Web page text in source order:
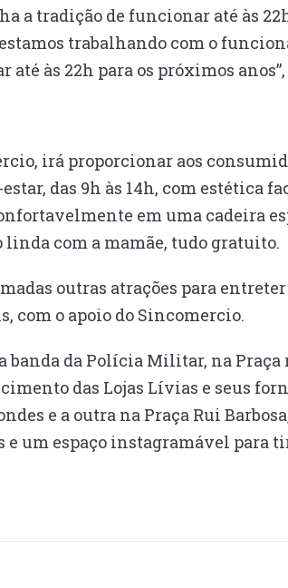
a tradição de funcionar até às
trabalhando com o
às 22h para os próximos
irá proporcionar aos
das 9h às 14h, com estética
em uma cadeira
com a mamãe, tudo gratuito.
outras atrações para
com o apoio do Sincomercio.
da Polícia Militar, na Praça
das Lojas Lívias e seus
e a outra na Praça Rui
e um espaço instagramável para